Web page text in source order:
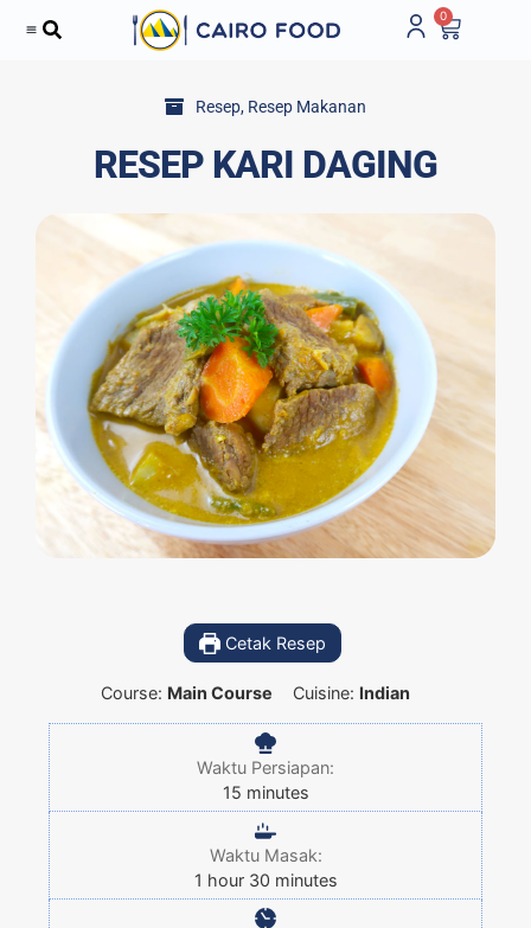
0
Resep, Resep Makanan
RESEP KARI DAGING
Cetak Resep
Course: Main Course Cuisine: Indian
Waktu Persiapan:
15 minutes
Waktu Masak:
1 hour 30 minutes